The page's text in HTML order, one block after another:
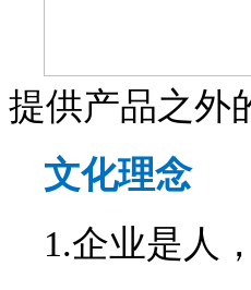
提供产品之外
文化理念
1.企业是人